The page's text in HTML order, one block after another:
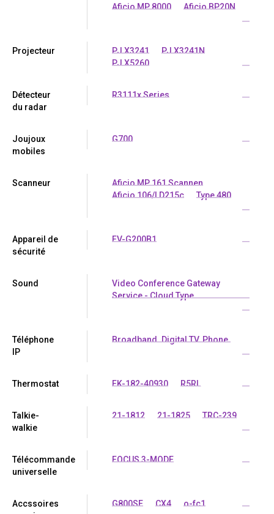
Aficio MP 8000
Aficio BP20N
...
Projecteur PJ X3241
PJ X3241N
PJ X5260
...
Détecteur
du radar
R3111x Series ...
Joujoux
mobiles
G700 ...
Scanneur
Aficio MP 161 Scannen
Aficio 106/LD215c
Type 480
...
Appareil de
sécurité
FV-G200B1 ...
Sound
Video Conference Gateway
Service - Cloud Type
...
Téléphone
IP
Broadband. Digital TV. Phone.
...
Thermostat EK-182-40930 R5RL ...
Talkie-
walkie
21-1812 21-1825
TRC-239
...
Télécommande
universelle
FOCUS 3-MODE ...
Accssoires
G800SE CX4 o-fc1 ...